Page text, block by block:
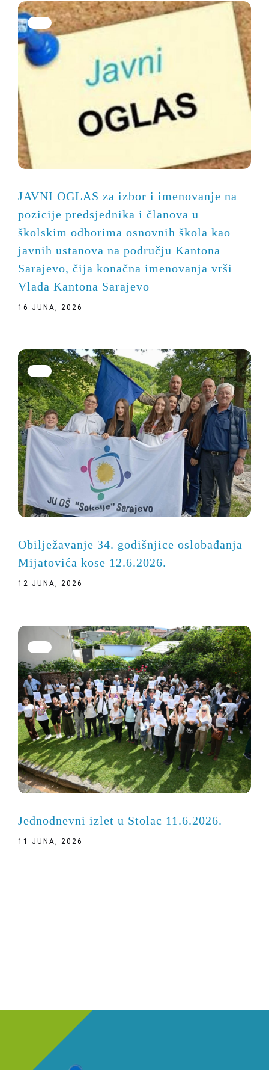
JAVNI OGLAS za izbor i imenovanje na
pozicije predsjednika i članova u
školskim odborima osnovnih škola kao
javnih ustanova na području Kantona
Sarajevo, čija konačna imenovanja vrši
Vlada Kantona Sarajevo
16 JUNA, 2026
Obilježavanje 34. godišnjice oslobađanja
Mijatovića kose 12.6.2026.
12 JUNA, 2026
Jednodnevni izlet u Stolac 11.6.2026.
11 JUNA, 2026